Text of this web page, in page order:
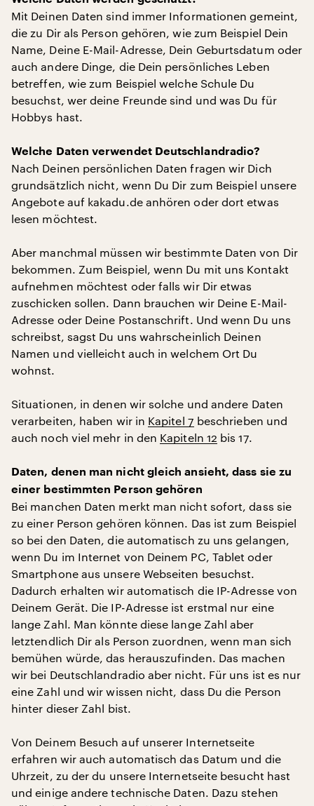
Mit Deinen Daten sind immer Informationen gemeint,
die zu Dir als Person gehören, wie zum Beispiel Dein
Name, Deine E-Mail-Adresse, Dein Geburtsdatum oder
auch andere Dinge, die Dein persönliches Leben
betreffen, wie zum Beispiel welche Schule Du
besuchst, wer deine Freunde sind und was Du für
Hobbys hast.
Welche Daten verwendet Deutschlandradio?
Nach Deinen persönlichen Daten fragen wir Dich
grundsätzlich nicht, wenn Du Dir zum Beispiel unsere
Angebote auf kakadu.de anhören oder dort etwas
lesen möchtest.
Aber manchmal müssen wir bestimmte Daten von Dir
bekommen. Zum Beispiel, wenn Du mit uns Kontakt
aufnehmen möchtest oder falls wir Dir etwas
zuschicken sollen. Dann brauchen wir Deine E-Mail-
Adresse oder Deine Postanschrift. Und wenn Du uns
schreibst, sagst Du uns wahrscheinlich Deinen
Namen und vielleicht auch in welchem Ort Du
wohnst.
Situationen, in denen wir solche und andere Daten
verarbeiten, haben wir in Kapitel 7 beschrieben und
auch noch viel mehr in den Kapiteln 12 bis 17.
Daten, denen man nicht gleich ansieht, dass sie zu
einer bestimmten Person gehören
Bei manchen Daten merkt man nicht sofort, dass sie
zu einer Person gehören können. Das ist zum Beispiel
so bei den Daten, die automatisch zu uns gelangen,
wenn Du im Internet von Deinem PC, Tablet oder
Smartphone aus unsere Webseiten besuchst.
Dadurch erhalten wir automatisch die IP-Adresse von
Deinem Gerät. Die IP-Adresse ist erstmal nur eine
lange Zahl. Man könnte diese lange Zahl aber
letztendlich Dir als Person zuordnen, wenn man sich
bemühen würde, das herauszufinden. Das machen
wir bei Deutschlandradio aber nicht. Für uns ist es nur
eine Zahl und wir wissen nicht, dass Du die Person
hinter dieser Zahl bist.
Von Deinem Besuch auf unserer Internetseite
erfahren wir auch automatisch das Datum und die
Uhrzeit, zu der du unsere Internetseite besucht hast
und einige andere technische Daten. Dazu stehen